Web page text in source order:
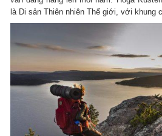
là Di sản Thiên nhiên Thế giới, với khung